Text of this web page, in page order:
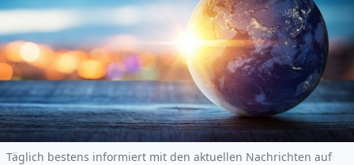
Täglich bestens informiert mit den aktuellen Nachrichten auf